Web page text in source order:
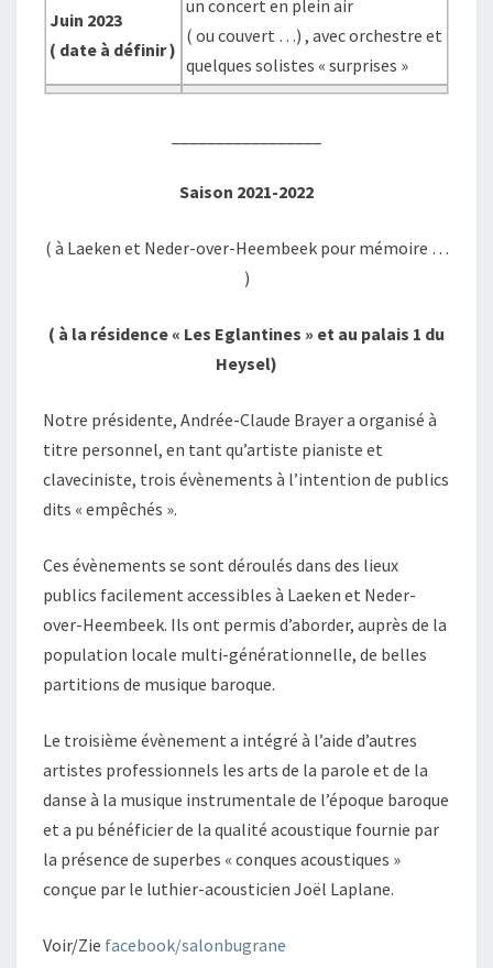
Juin 2023
( date à définir )
un concert en plein air
( ou couvert …) , avec orchestre et
quelques solistes « surprises »
Saison 2021-2022
( à Laeken et Neder-over-Heembeek pour mémoire …
)
( à la résidence « Les Eglantines » et au palais 1 du
Heysel)
Notre présidente, Andrée-Claude Brayer a organisé à
titre personnel, en tant qu’artiste pianiste et
claveciniste, trois évènements à l’intention de publics
dits « empêchés ».
Ces évènements se sont déroulés dans des lieux
publics facilement accessibles à Laeken et Neder-
over-Heembeek. Ils ont permis d’aborder, auprès de la
population locale multi-générationnelle, de belles
partitions de musique baroque.
Le troisième évènement a intégré à l’aide d’autres
artistes professionnels les arts de la parole et de la
danse à la musique instrumentale de l’époque baroque
et a pu bénéficier de la qualité acoustique fournie par
la présence de superbes « conques acoustiques »
conçue par le luthier-acousticien Joël Laplane.
Voir/Zie facebook/salonbugrane